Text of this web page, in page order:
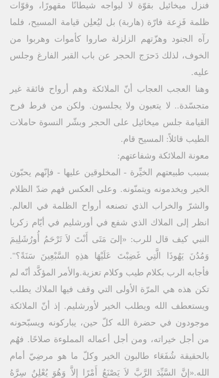
فنزل ميخائيل بقوّة لا ليواجه شيطانًا مقهورًا، وقوّات
ظلمة فَزِعة فارّة (هاربة) بل ليُعلِن قيامة المسيح، فلما
رآه الجنود وهزّتهم الزلزلة صاروا كأموات وهربوا من
الخوف، لذلك دَحرَج الحجر عن باب القبر الفارغ وجلس
عليه.
وهنا العجب العجاب أنّ الملائكة وهم أرواح فائقة غير
متجسّدة.. لا يتعبون ولا يجلسون. ولكن من فرط فرح
القيامة جلس ميخائيل على الحجر وبشّر النسوة حاملات
الطيب قائلاً: المسيح قام.
معونة الملائكة وشفاعتهم:
بسبب طبيعتهم الخيِّرة - المخلوقين عليها - فإنّهم يحبّون
الخير ويخدمونه ويتمنّونه. وعلى العكس فهم ضدّ الظلام
والشرّ والخراب الذي تصنعه أرواح الظلمة في العالم.
انظر إلى الملاك الذي شفع في أورشليم في أيّام زكريا
النبي كيف قال للرب: «إلىَ مَتَى أَنْتَ لاَ تَرْحَمُ أُورُشَلِيمَ
وَمُدُنَ يَهُوذَا الَّتِي غَضِبْتَ عَلَيْهَا هذِهِ السَّبْعِينَ سَنَةً؟".
فأجابه الرب بكلام طيب وكلام تعزية.والأمر المؤكَّد أنّه لم
تكن هذه هي المرّة الأولى التي وقف فيها الملاك يطلب
ويستعطف الله ويطلب الخير لأورشليم. إذ أنّ الملائكة
موجودون في حضرة الله كلّ حين، يباركونه ويسبّحونه
من أجل خيراته، ومن أجل أعماله المملوءة صلاحًا. فهُم
بالحقيقة شُفَعَاء طالبون الخير وكلّ ما هو مرضِيّ أمام
الله.«إِنَّ السَّيِّدَ الرَّبَّ لاَ يَصْنَعُ أَمْرًا إِلاَّ وَهُوَ يُعْلِنُ سِرَّهُ